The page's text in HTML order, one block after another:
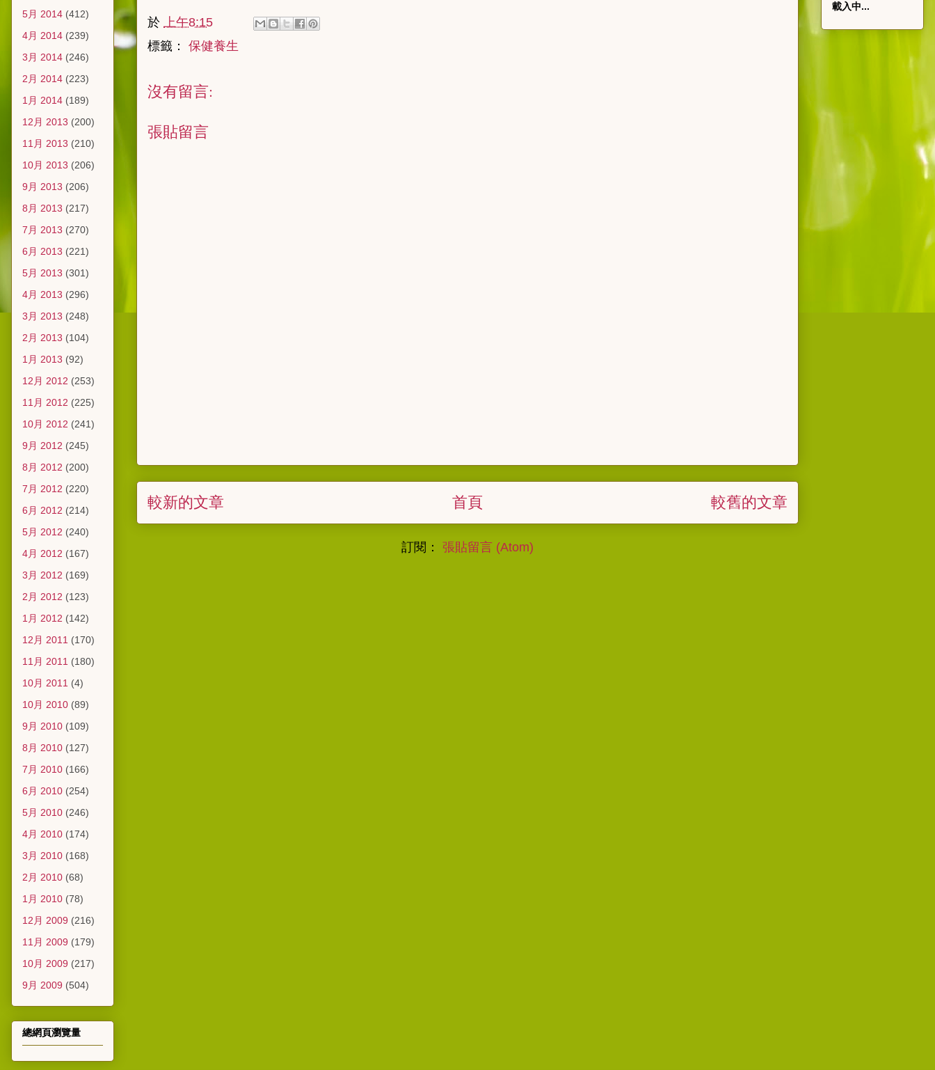
於 上午8:15
標籤： 保健養生
沒有留言:
張貼留言
較新的文章 較舊的文章
首頁
訂閱： 張貼留言 (Atom)
5月 2014 (412)
4月 2014 (239)
3月 2014 (246)
2月 2014 (223)
1月 2014 (189)
12月 2013 (200)
11月 2013 (210)
10月 2013 (206)
9月 2013 (206)
8月 2013 (217)
7月 2013 (270)
6月 2013 (221)
5月 2013 (301)
4月 2013 (296)
3月 2013 (248)
2月 2013 (104)
1月 2013 (92)
12月 2012 (253)
11月 2012 (225)
10月 2012 (241)
9月 2012 (245)
8月 2012 (200)
7月 2012 (220)
6月 2012 (214)
5月 2012 (240)
4月 2012 (167)
3月 2012 (169)
2月 2012 (123)
1月 2012 (142)
12月 2011 (170)
11月 2011 (180)
10月 2011 (4)
10月 2010 (89)
9月 2010 (109)
8月 2010 (127)
7月 2010 (166)
6月 2010 (254)
5月 2010 (246)
4月 2010 (174)
3月 2010 (168)
2月 2010 (68)
1月 2010 (78)
12月 2009 (216)
11月 2009 (179)
10月 2009 (217)
9月 2009 (504)
總網頁瀏覽量
載入中...